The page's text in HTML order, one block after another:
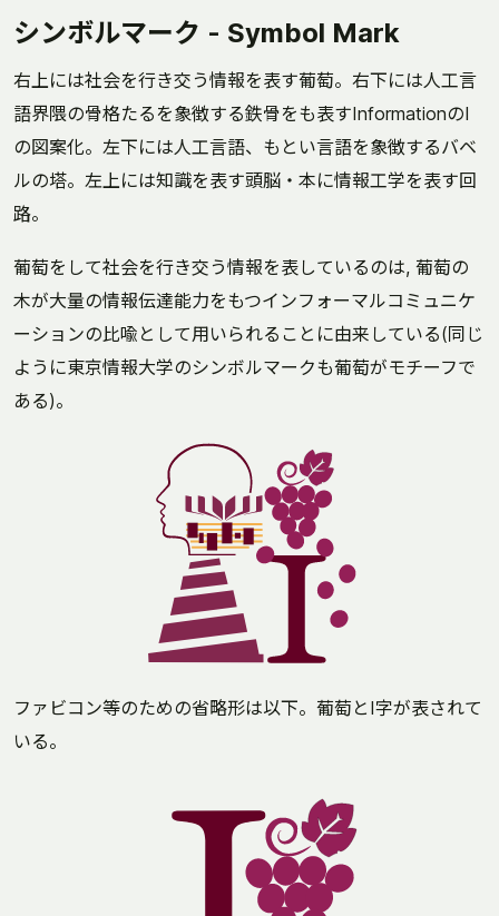
シンボルマーク - Symbol Mark
右上には社会を行き交う情報を表す葡萄。右下には人工言
語界隈の骨格たるを象徴する鉄骨をも表すInformationのI
の図案化。左下には人工言語、もとい言語を象徴するバベ
ルの塔。左上には知識を表す頭脳・本に情報工学を表す回
路。
葡萄をして社会を行き交う情報を表しているのは, 葡萄の
木が大量の情報伝達能力をもつインフォーマルコミュニケ
ーションの比喩として用いられることに由来している(同じ
ように東京情報大学のシンボルマークも葡萄がモチーフで
ある)。
ファビコン等のための省略形は以下。葡萄とI字が表されて
いる。